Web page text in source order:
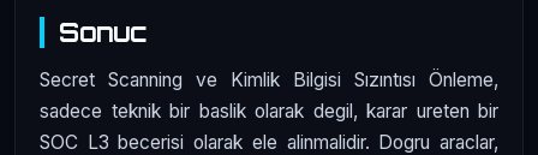
Sonuc
Secret Scanning ve Kimlik Bilgisi Sızıntısı Önleme,
sadece teknik bir baslik olarak degil, karar ureten bir
SOC L3 becerisi olarak ele alinmalidir. Dogru araclar,